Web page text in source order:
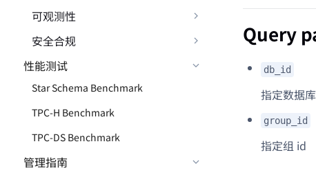
可观测性
安全合规
性能测试
Star Schema Benchmark
TPC-H Benchmark
TPC-DS Benchmark
管理指南
Query
db_id
指定数据
group_id
指定组 id